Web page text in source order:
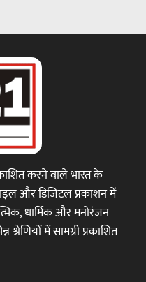
करने वाले भारत के
और डिजिटल प्रकाशन में
धार्मिक और मनोरंजन
श्रेणियों में सामग्री प्रकाशित